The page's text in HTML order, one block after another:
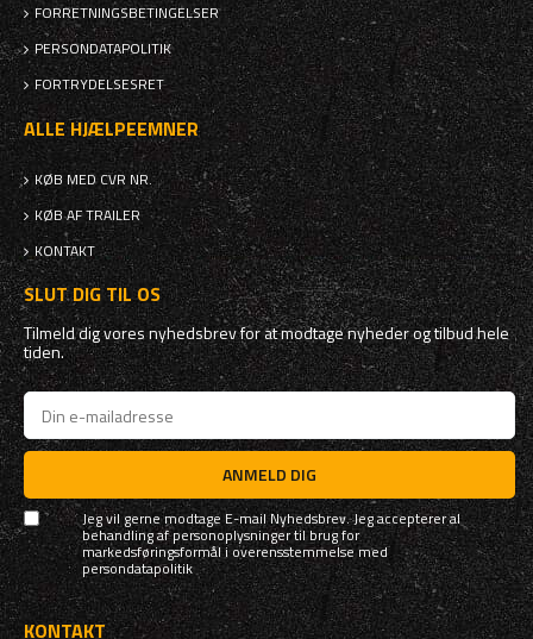
FORRETNINGSBETINGELSER
PERSONDATAPOLITIK
FORTRYDELSESRET
ALLE HJÆLPEEMNER
KØB MED CVR NR.
KØB AF TRAILER
KONTAKT
SLUT DIG TIL OS
Tilmeld dig vores nyhedsbrev for at modtage nyheder og tilbud hele
tiden.
ANMELD DIG
Jeg vil gerne modtage E-mail Nyhedsbrev. Jeg accepterer al
behandling af personoplysninger til brug for
markedsføringsformål i overensstemmelse med
persondatapolitik
KONTAKT